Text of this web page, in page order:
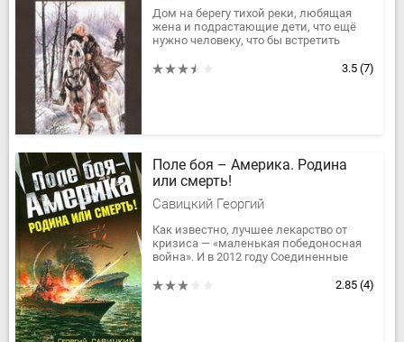
Дом на берегу тихой реки, любящая
жена и подрастающие дети, что ещё
нужно человеку, что бы встретить
Алексей всю свою кочевую военную...
3.5 (7)
Поле боя – Америка. Родина
или смерть!
Савицкий Георгий
Как известно, лучшее лекарство от
кризиса — «маленькая победоносная
война». И в 2012 году Соединенные
непокорную Венесуэлу, чьи...
2.85 (4)